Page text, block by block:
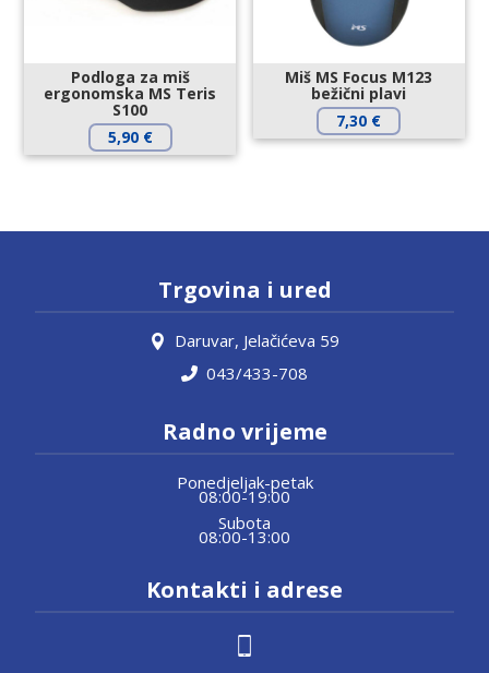
Podloga za miš
ergonomska MS Teris
S100
5,90 €
Miš MS Focus M123
bežični plavi
7,30 €
Trgovina i ured
Daruvar, Jelačićeva 59
043/433-708
Radno vrijeme
Ponedjeljak-petak
08:00-19:00
Subota
08:00-13:00
Kontakti i adrese